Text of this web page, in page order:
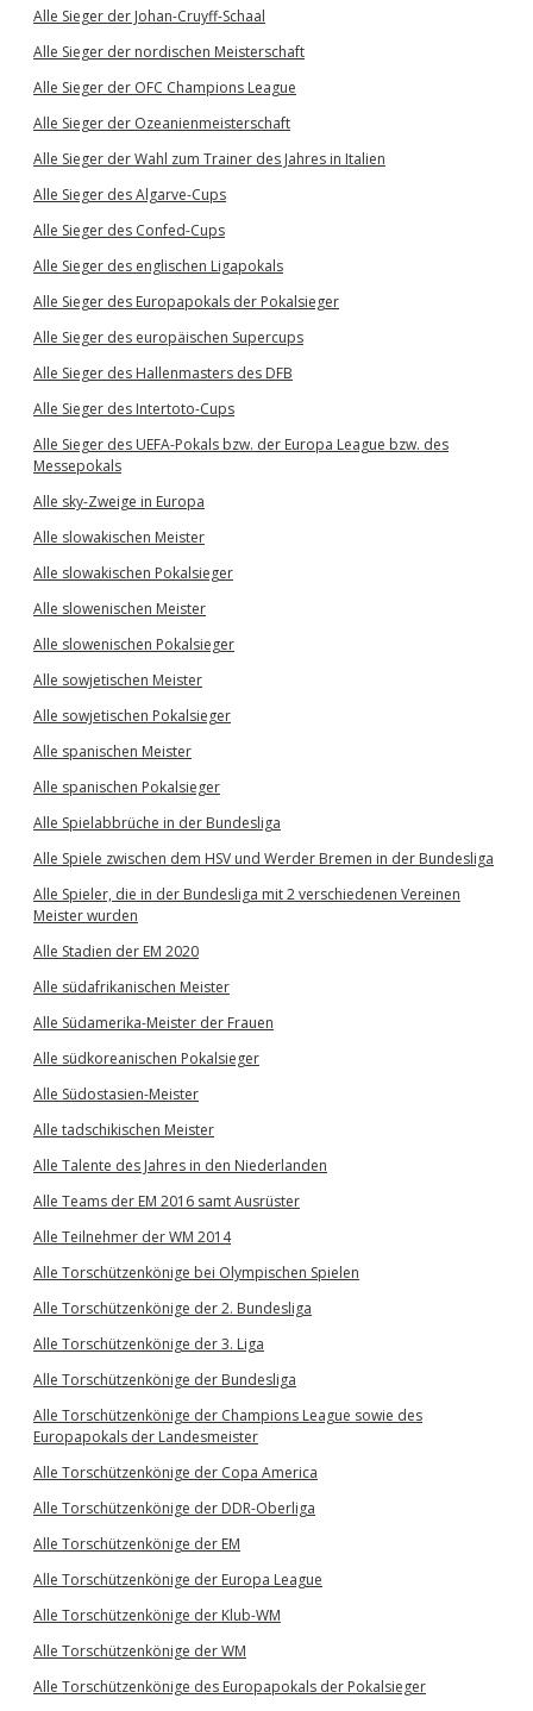
Alle Sieger der Johan-Cruyff-Schaal
Alle Sieger der nordischen Meisterschaft
Alle Sieger der OFC Champions League
Alle Sieger der Ozeanienmeisterschaft
Alle Sieger der Wahl zum Trainer des Jahres in Italien
Alle Sieger des Algarve-Cups
Alle Sieger des Confed-Cups
Alle Sieger des englischen Ligapokals
Alle Sieger des Europapokals der Pokalsieger
Alle Sieger des europäischen Supercups
Alle Sieger des Hallenmasters des DFB
Alle Sieger des Intertoto-Cups
Alle Sieger des UEFA-Pokals bzw. der Europa League bzw. des
Messepokals
Alle sky-Zweige in Europa
Alle slowakischen Meister
Alle slowakischen Pokalsieger
Alle slowenischen Meister
Alle slowenischen Pokalsieger
Alle sowjetischen Meister
Alle sowjetischen Pokalsieger
Alle spanischen Meister
Alle spanischen Pokalsieger
Alle Spielabbrüche in der Bundesliga
Alle Spiele zwischen dem HSV und Werder Bremen in der Bundesliga
Alle Spieler, die in der Bundesliga mit 2 verschiedenen Vereinen
Meister wurden
Alle Stadien der EM 2020
Alle südafrikanischen Meister
Alle Südamerika-Meister der Frauen
Alle südkoreanischen Pokalsieger
Alle Südostasien-Meister
Alle tadschikischen Meister
Alle Talente des Jahres in den Niederlanden
Alle Teams der EM 2016 samt Ausrüster
Alle Teilnehmer der WM 2014
Alle Torschützenkönige bei Olympischen Spielen
Alle Torschützenkönige der 2. Bundesliga
Alle Torschützenkönige der 3. Liga
Alle Torschützenkönige der Bundesliga
Alle Torschützenkönige der Champions League sowie des
Europapokals der Landesmeister
Alle Torschützenkönige der Copa America
Alle Torschützenkönige der DDR-Oberliga
Alle Torschützenkönige der EM
Alle Torschützenkönige der Europa League
Alle Torschützenkönige der Klub-WM
Alle Torschützenkönige der WM
Alle Torschützenkönige des Europapokals der Pokalsieger